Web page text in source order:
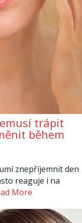
trápit
během
znepříjemnit den
reaguje i na
More